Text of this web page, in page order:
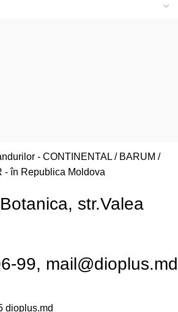
- CONTINENTAL / BARUM /
- în Republica Moldova
str.Valea
99, mail@dioplus.md
dioplus.md